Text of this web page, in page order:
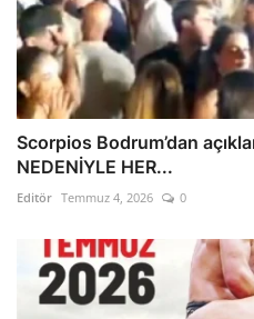
Scorpios Bodrum’dan
NEDENİYLE HER...
Editör Temmuz 4, 2026 0